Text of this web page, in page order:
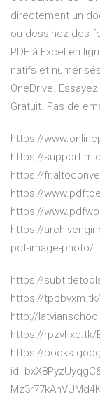
directement un
ou dessinez des
PDF à Excel en
natifs et
OneDrive.
Gratuit. Pas de
https://
https://
https://
https://
https://
https://
pdf-image-photo/
https://
https://
http://
https://rpzvhxd.tk/
https://